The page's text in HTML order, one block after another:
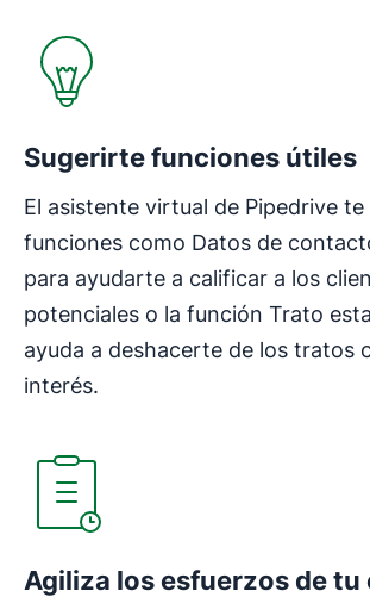
Sugerirte funciones útiles
El asistente virtual de Pipedrive te
funciones como Datos de
para ayudarte a calificar a los
potenciales o la función Trato
ayuda a deshacerte de los tratos
interés.
Agiliza los esfuerzos de tu